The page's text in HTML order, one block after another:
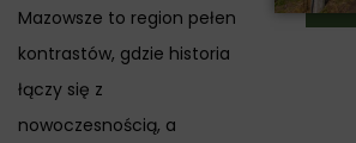
Mazowsze to region pełen
kontrastów, gdzie historia
łączy się z
nowoczesnością, a